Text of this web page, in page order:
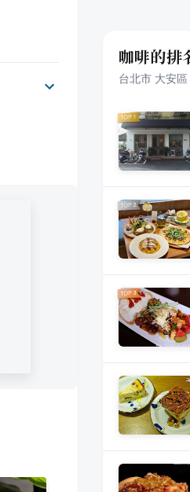
咖啡的排
台北市 大安區